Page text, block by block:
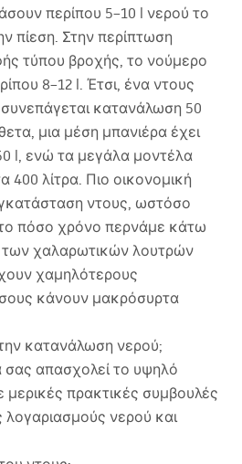
περίπου 5–10 l νερού το
πίεση. Στην περίπτωση
τύπου βροχής, το νούμερο
8–12 l. Έτσι, ένα ντους
κατανάλωση 50
μια μέση μπανιέρα έχει
l, ενώ τα μεγάλα μοντέλα
400 λίτρα. Πιο οικονομική
ντους, ωστόσο
πόσο χρόνο περνάμε κάτω
των χαλαρωτικών λουτρών
χαμηλότερους
κάνουν μακρόσυρτα
κατανάλωση νερού;
σας απασχολεί το υψηλό
μερικές πρακτικές συμβουλές
λογαριασμούς νερού και